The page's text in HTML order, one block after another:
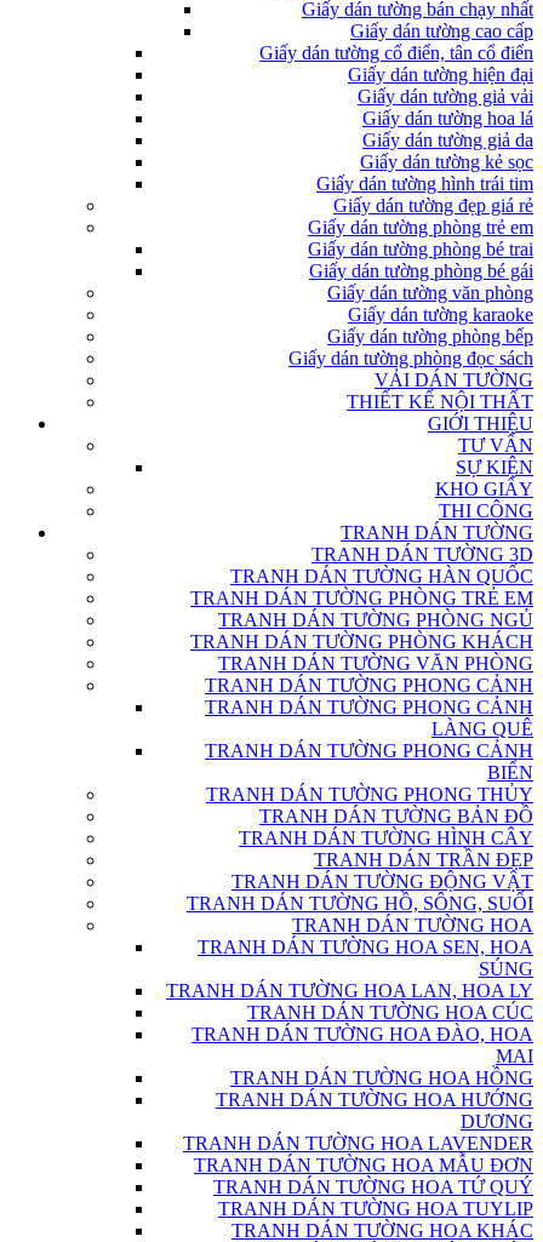
Giấy dán tường bán chạy nhất
Giấy dán tường cao cấp
Giấy dán tường cổ điển, tân cổ điển
Giấy dán tường hiện đại
Giấy dán tường giả vải
Giấy dán tường hoa lá
Giấy dán tường giả da
Giấy dán tường kẻ sọc
Giấy dán tường hình trái tim
Giấy dán tường đẹp giá rẻ
Giấy dán tường phòng trẻ em
Giấy dán tường phòng bé trai
Giấy dán tường phòng bé gái
Giấy dán tường văn phòng
Giấy dán tường karaoke
Giấy dán tường phòng bếp
Giấy dán tường phòng đọc sách
VẢI DÁN TƯỜNG
THIẾT KẾ NỘI THẤT
GIỚI THIỆU
TƯ VẤN
SỰ KIỆN
KHO GIẤY
THI CÔNG
TRANH DÁN TƯỜNG
TRANH DÁN TƯỜNG 3D
TRANH DÁN TƯỜNG HÀN QUỐC
TRANH DÁN TƯỜNG PHÒNG TRẺ EM
TRANH DÁN TƯỜNG PHÒNG NGỦ
TRANH DÁN TƯỜNG PHÒNG KHÁCH
TRANH DÁN TƯỜNG VĂN PHÒNG
TRANH DÁN TƯỜNG PHONG CẢNH
TRANH DÁN TƯỜNG PHONG CẢNH
LÀNG QUÊ
TRANH DÁN TƯỜNG PHONG CẢNH
BIỂN
TRANH DÁN TƯỜNG PHONG THỦY
TRANH DÁN TƯỜNG BẢN ĐỒ
TRANH DÁN TƯỜNG HÌNH CÂY
TRANH DÁN TRẦN ĐẸP
TRANH DÁN TƯỜNG ĐỘNG VẬT
TRANH DÁN TƯỜNG HỒ, SÔNG, SUỐI
TRANH DÁN TƯỜNG HOA
TRANH DÁN TƯỜNG HOA SEN, HOA
SÚNG
TRANH DÁN TƯỜNG HOA LAN, HOA LY
TRANH DÁN TƯỜNG HOA CÚC
TRANH DÁN TƯỜNG HOA ĐÀO, HOA
MAI
TRANH DÁN TƯỜNG HOA HỒNG
TRANH DÁN TƯỜNG HOA HƯỚNG
DƯƠNG
TRANH DÁN TƯỜNG HOA LAVENDER
TRANH DÁN TƯỜNG HOA MẪU ĐƠN
TRANH DÁN TƯỜNG HOA TỨ QUÝ
TRANH DÁN TƯỜNG HOA TUYLIP
TRANH DÁN TƯỜNG HOA KHÁC